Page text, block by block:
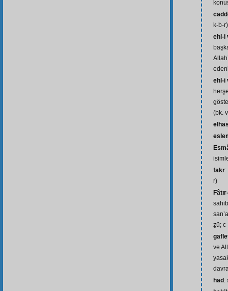
k-b-r)
ehl-i
ehl-i
(bk.
fakr
r)
ẕü;
ve
had :